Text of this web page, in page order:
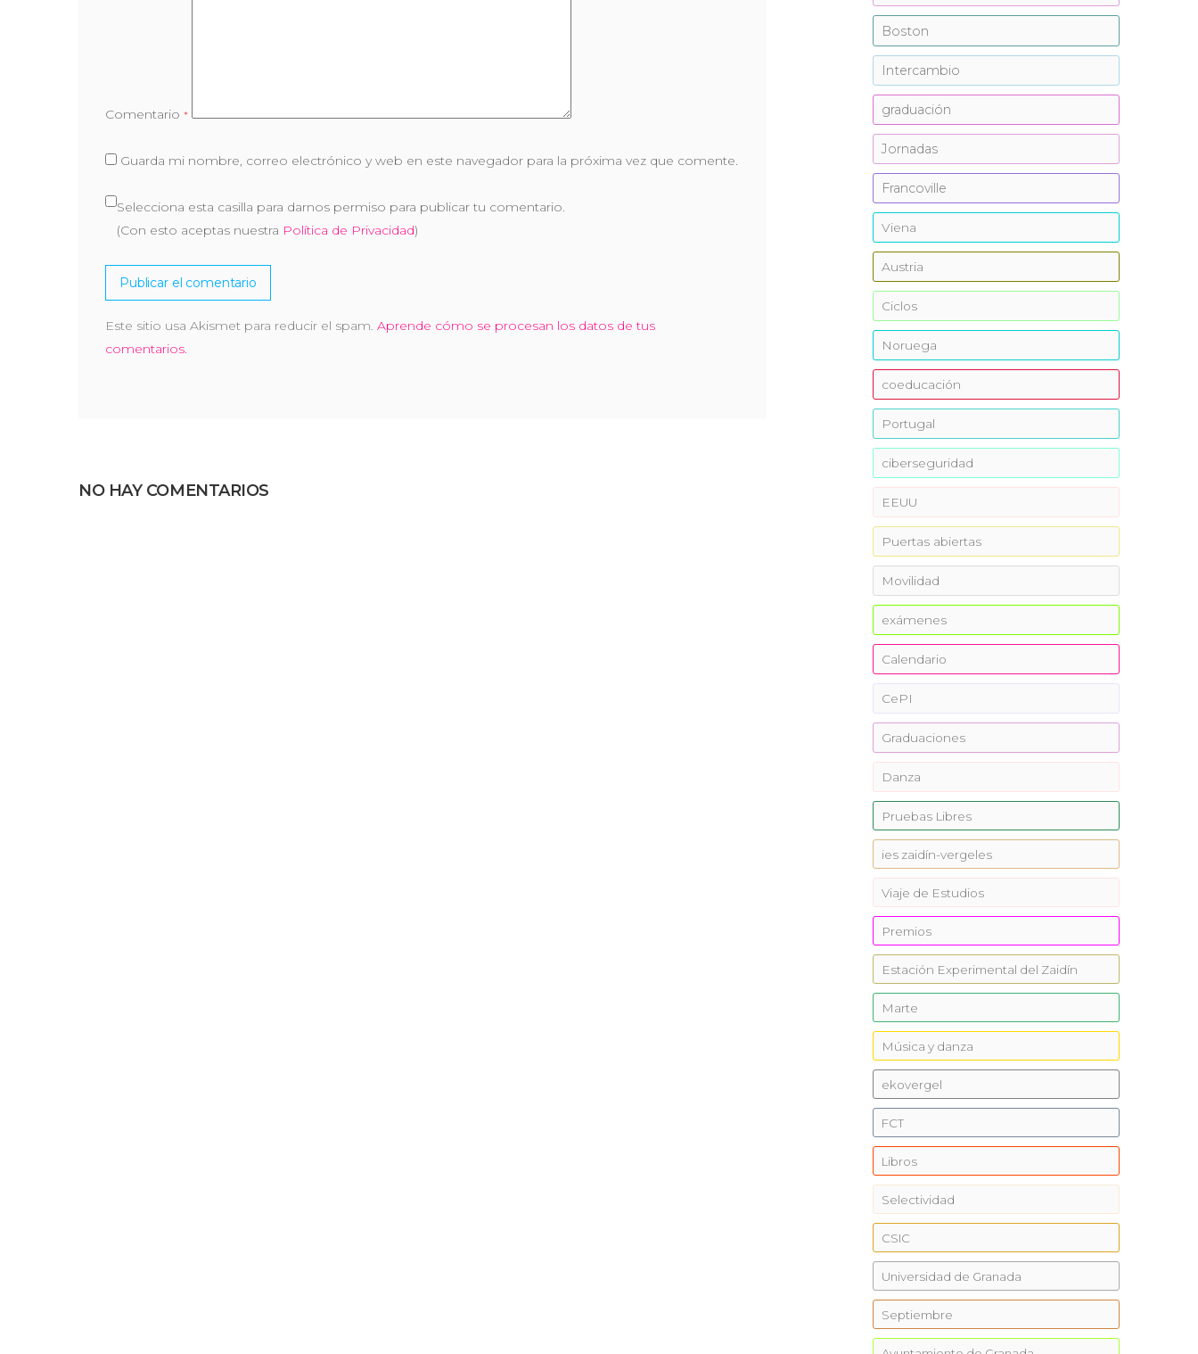
Comentario *
Guarda mi nombre, correo electrónico y web en este navegador para la próxima vez que comente.
Selecciona esta casilla para darnos permiso para publicar tu comentario.
(Con esto aceptas nuestra Política de Privacidad)
Este sitio usa Akismet para reducir el spam. Aprende cómo se procesan los datos de tus
comentarios.
NO HAY COMENTARIOS
Boston
Intercambio
graduación
Jornadas
Francoville
Viena
Austria
Ciclos
Noruega
coeducación
Portugal
ciberseguridad
EEUU
Puertas abiertas
Movilidad
exámenes
Calendario
CePI
Graduaciones
Danza
Pruebas Libres
ies zaidín-vergeles
Viaje de Estudios
Premios
Estación Experimental del Zaidín
Marte
Música y danza
ekovergel
FCT
Libros
Selectividad
CSIC
Universidad de Granada
Septiembre